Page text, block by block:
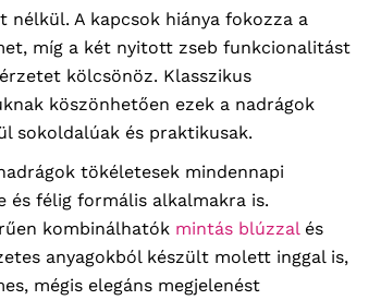
nélkül. A kapcsok hiánya fokozza a
míg a két nyitott zseb funkcionalitást
kölcsönöz. Klasszikus
köszönhetően ezek a nadrágok
sokoldalúak és praktikusak.
tökéletesek mindennapi
és félig formális alkalmakra is.
kombinálhatók mintás blúzzalés
anyagokból készült molett inggal is,
mégis elegáns megjelenést